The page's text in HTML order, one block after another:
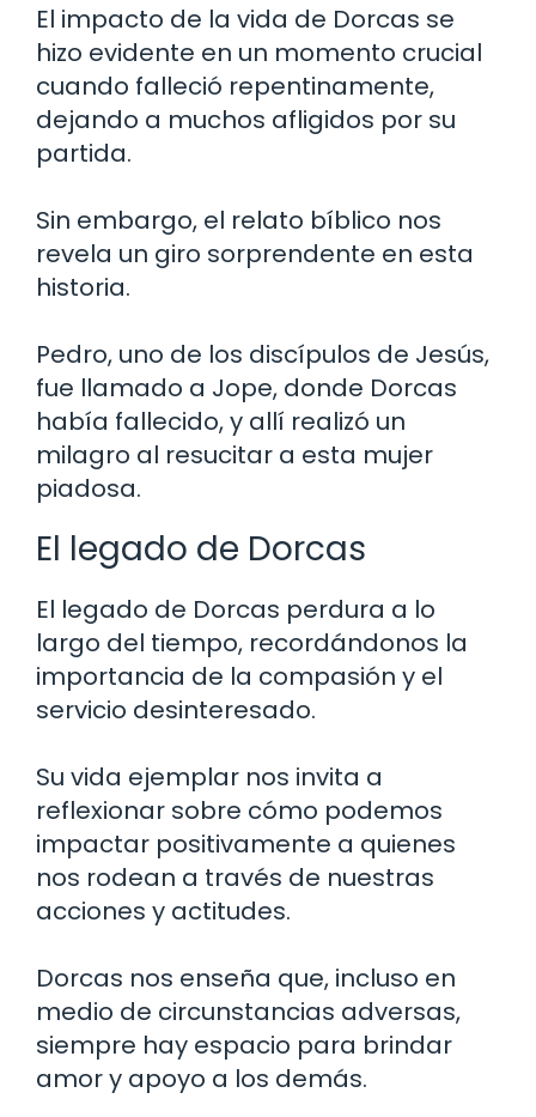
El impacto de la vida de Dorcas se
hizo evidente en un momento crucial
cuando falleció repentinamente,
dejando a muchos afligidos por su
partida.
Sin embargo, el relato bíblico nos
revela un giro sorprendente en esta
historia.
Pedro, uno de los discípulos de Jesús,
fue llamado a Jope, donde Dorcas
había fallecido, y allí realizó un
milagro al resucitar a esta mujer
piadosa.
El legado de Dorcas
El legado de Dorcas perdura a lo
largo del tiempo, recordándonos la
importancia de la compasión y el
servicio desinteresado.
Su vida ejemplar nos invita a
reflexionar sobre cómo podemos
impactar positivamente a quienes
nos rodean a través de nuestras
acciones y actitudes.
Dorcas nos enseña que, incluso en
medio de circunstancias adversas,
siempre hay espacio para brindar
amor y apoyo a los demás.